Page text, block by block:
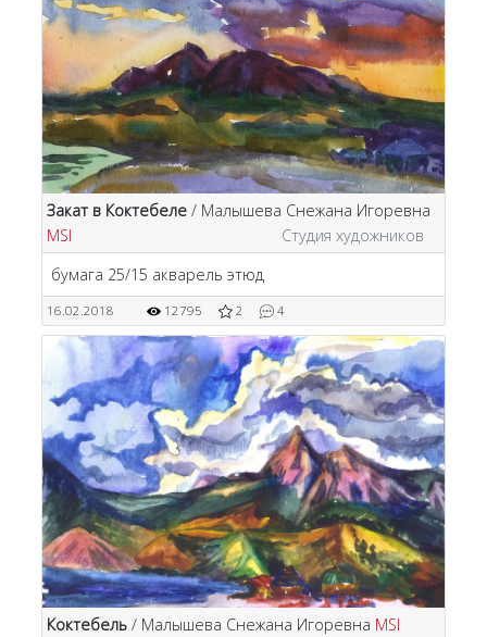
Закат в Коктебеле / Малышева Снежана Игоревна
MSI
Студия художников
бумага 25/15 акварель этюд
16.02.2018 12795 2 4
Коктебель / Малышева Снежана Игоревна MSI